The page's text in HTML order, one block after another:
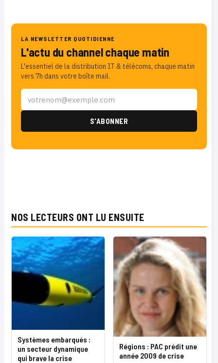
LA NEWSLETTER QUOTIDIENNE
L'actu du channel chaque matin
L'essentiel de la distribution IT & télécoms, chaque matin
vers 7h dans votre boîte mail.
NOS LECTEURS ONT LU ENSUITE
Systèmes embarqués :
un secteur dynamique
qui brave la crise
Régions : PAC prédit une
année 2009 de crise